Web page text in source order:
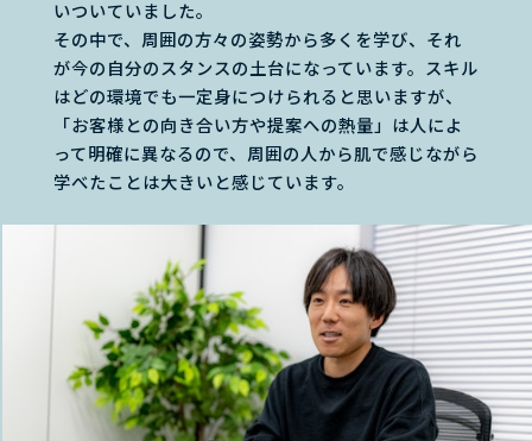
いついていました。
その中で、周囲の方々の姿勢から多くを学び、それ
が今の自分のスタンスの土台になっています。スキル
はどの環境でも一定身につけられると思いますが、
「お客様との向き合い方や提案への熱量」は人によ
って明確に異なるので、周囲の人から肌で感じながら
学べたことは大きいと感じています。